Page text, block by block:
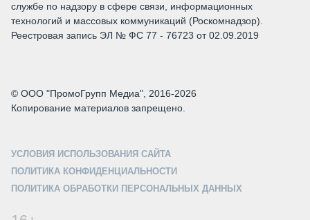
службе по надзору в сфере связи, информационных
технологий и массовых коммуникаций (Роскомнадзор).
Реестровая запись ЭЛ № ФС 77 - 76723 от 02.09.2019
© ООО "ПромоГрупп Медиа", 2016-2026
Копирование материалов запрещено.
УСЛОВИЯ ИСПОЛЬЗОВАНИЯ САЙТА
ПОЛИТИКА КОНФИДЕНЦИАЛЬНОСТИ
ПОЛИТИКА ОБРАБОТКИ ПЕРСОНАЛЬНЫХ ДАННЫХ